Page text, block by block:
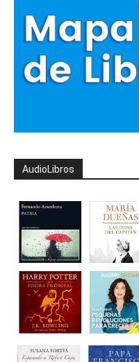
AudioLibros